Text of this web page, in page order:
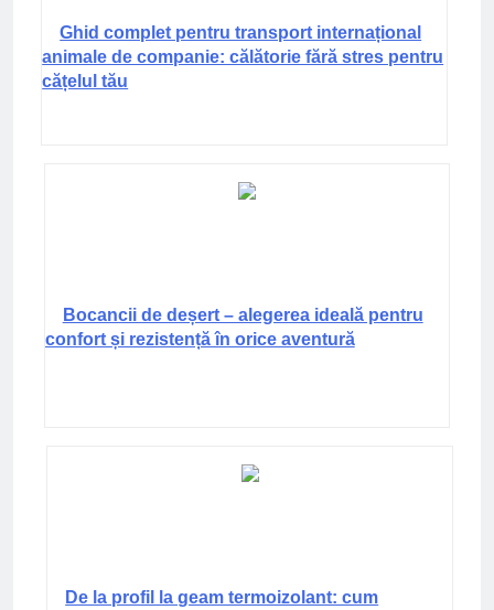
Ghid complet pentru transport internațional
animale de companie: călătorie fără stres pentru
cățelul tău
Bocancii de deșert – alegerea ideală pentru
confort și rezistență în orice aventură
De la profil la geam termoizolant: cum